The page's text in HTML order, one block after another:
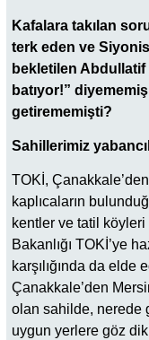
Kafalara takılan
terk eden ve
bekletilen
batıyor!”
getirememişti?
Sahillerimiz
TOKİ,
kaplıcaların
kentler ve tatil
Bakanlığı TOKİ’ye
karşılığında da
Çanakkale’den
olan sahilde, nerede
uygun yerlere göz